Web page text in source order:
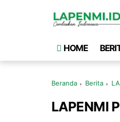
HOME
Beranda Berita
LAPENMI